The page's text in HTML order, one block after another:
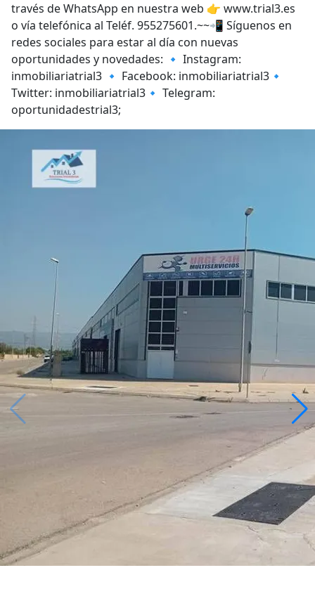
través de WhatsApp en nuestra web 👉 www.trial3.es
o vía telefónica al Teléf. 955275601.~~📲 Síguenos en
redes sociales para estar al día con nuevas
oportunidades y novedades: 🔹 Instagram:
inmobiliariatrial3 🔹 Facebook: inmobiliariatrial3🔹
Twitter: inmobiliariatrial3🔹 Telegram:
oportunidadestrial3;